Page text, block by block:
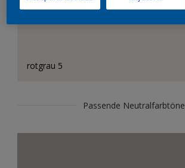
rotgrau 5
Passende Neutralfarbtöne